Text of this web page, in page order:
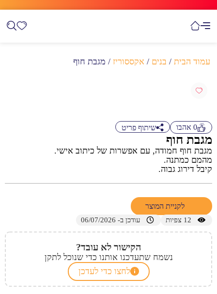
עמוד הבית / בנים / אקססוריז / מגבת חוף
0 אהבו שיתוף פריט
מגבת חוף
מגבת חוף חמודה, עם אפשרות של כיתוב אישי.
מהמם כמתנה.
קיבל דירוג גבוה.
לקניית המוצר
12 צפיות עודכן ב- 06/07/2026
הקישור לא עובד?
נשמח שתעדכנו אותנו כדי שנוכל לתקן
לחצו כדי לעדכן